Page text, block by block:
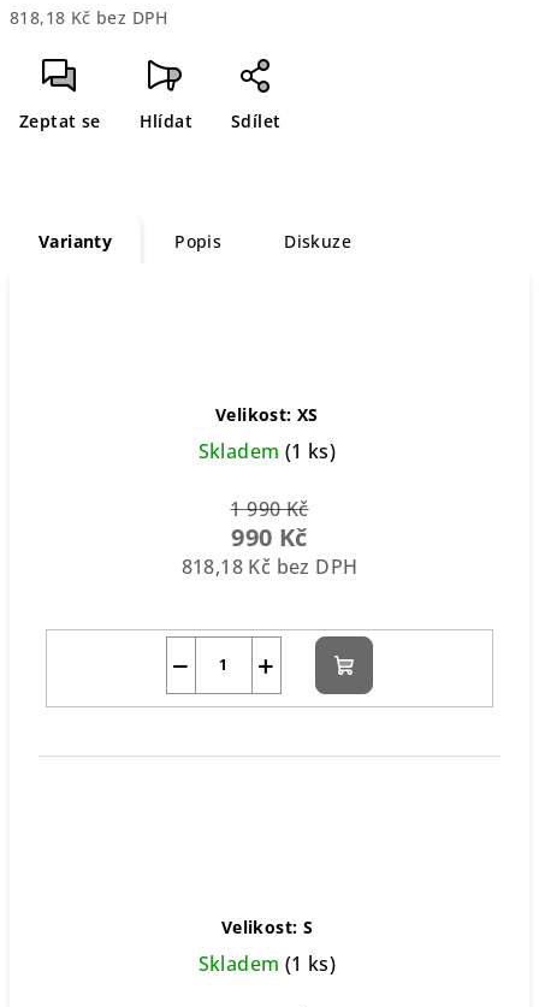
818,18 Kč bez DPH
cena:
Zeptat se Hlídat Sdílet
Varianty Popis Diskuze
Velikost: XS
Skladem (1 ks)
1 990 Kč
990 Kč
818,18 Kč bez DPH
+
− Do
košíku
Velikost: S
Skladem (1 ks)